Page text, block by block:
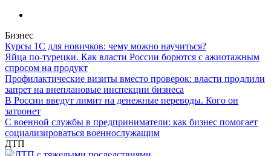
Бизнес
Курсы 1С для новичков: чему можно научиться?
Яйца по-турецки. Как власти России борются с ажиотажным
спросом на продукт
Профилактические визиты вместо проверок: власти продлили
запрет на внеплановые инспекции бизнеса
В России введут лимит на денежные переводы. Кого он
затронет
С военной службы в предприниматели: как бизнес помогает
социализироваться военнослужащим
ДТП